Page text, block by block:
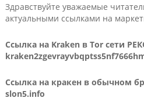
Здравствуйте уважаемые
актуальными ссылками на
Ссылка на Kra­ken в Tor сети
Ссылка на кракен в обычном
slon5.info